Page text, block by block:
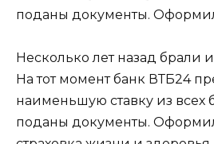
поданы документы.
Несколько лет назад брали
На тот момент банк ВТБ24
наименьшую ставку из всех
поданы документы.